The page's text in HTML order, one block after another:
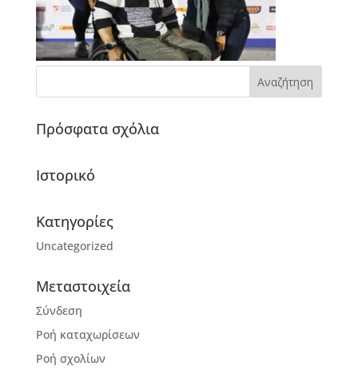
Πρόσφατα σχόλια
Ιστορικό
Kατηγορίες
Uncategorized
Μεταστοιχεία
Σύνδεση
Ροή καταχωρίσεων
Ροή σχολίων